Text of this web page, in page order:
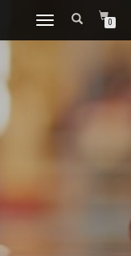
WŁĄCZ
NAWIGACJĘ
0